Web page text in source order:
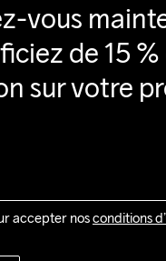
vous
de 15 %
sur votre
accepter nos conditions